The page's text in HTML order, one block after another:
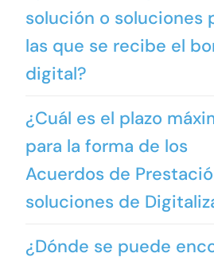
solución o soluciones
las que se recibe el
digital?
¿Cuál es el plazo
para la forma de los
Acuerdos de
soluciones de
¿Dónde se puede